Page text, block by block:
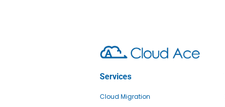
Services
Cloud Migration